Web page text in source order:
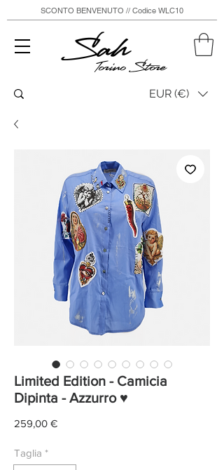
Sah
Torino Store
SCONTO BENVENUTO // Codice WLC10
EUR (€)
Limited Edition - Camicia
Dipinta - Azzurro ♥
259,00 €Prezzo
Taglia *